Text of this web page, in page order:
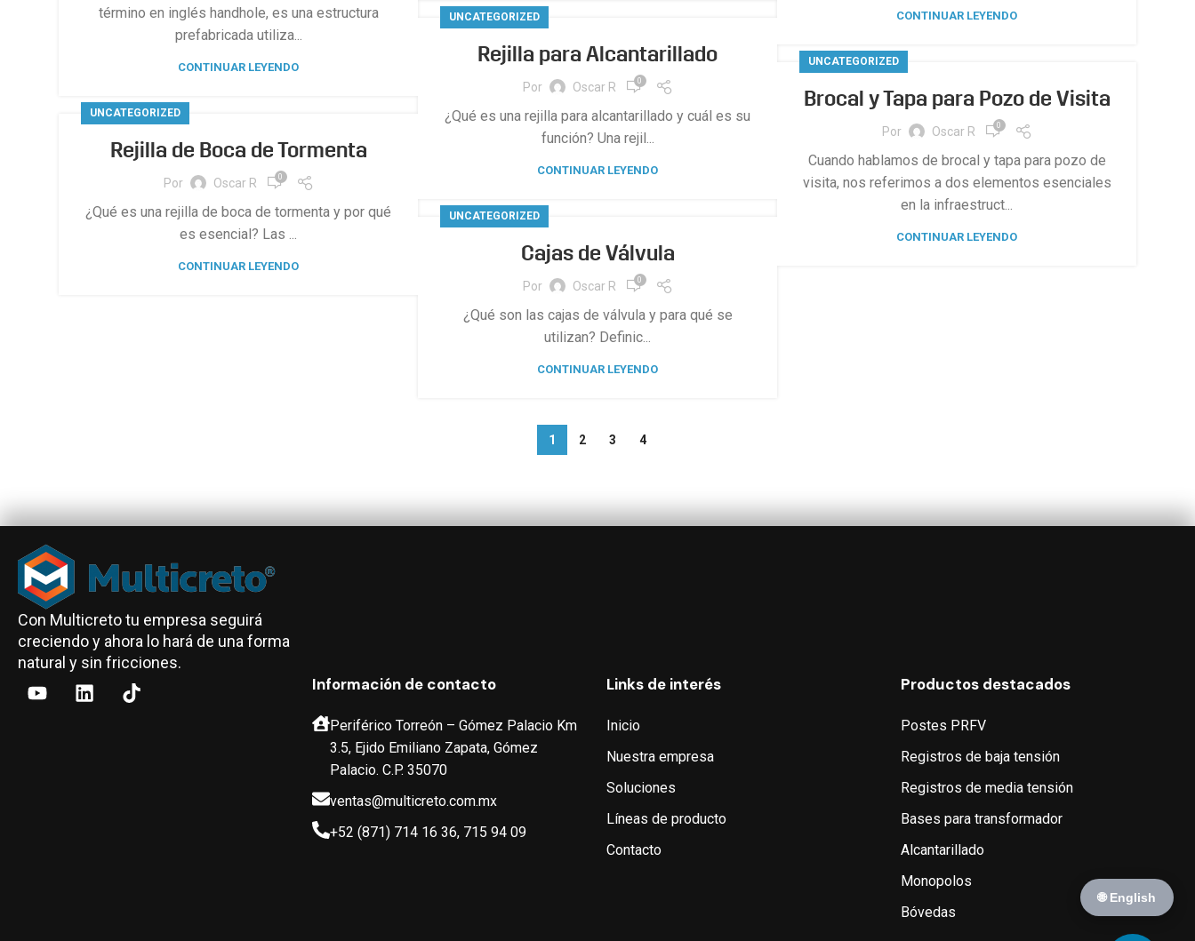
CONTINUAR LEYENDO
término en inglés handhole, es una estructura
prefabricada utiliza...
CONTINUAR LEYENDO
UNCATEGORIZED
Rejilla para Alcantarillado
Por Oscar R 0
¿Qué es una rejilla para alcantarillado y cuál es su
función? Una rejil...
CONTINUAR LEYENDO
UNCATEGORIZED
Brocal y Tapa para Pozo de Visita
Por Oscar R 0
Cuando hablamos de brocal y tapa para pozo de
visita, nos referimos a dos elementos esenciales
en la infraestruct...
CONTINUAR LEYENDO
UNCATEGORIZED
Rejilla de Boca de Tormenta
Por Oscar R 0
¿Qué es una rejilla de boca de tormenta y por qué
es esencial? Las ...
CONTINUAR LEYENDO
UNCATEGORIZED
Cajas de Válvula
Por Oscar R 0
¿Qué son las cajas de válvula y para qué se
utilizan? Definic...
CONTINUAR LEYENDO
1 2 3 4
Con Multicreto tu empresa seguirá
creciendo y ahora lo hará de una forma
natural y sin fricciones.
Información de contacto
Periférico Torreón – Gómez Palacio Km
3.5, Ejido Emiliano Zapata, Gómez
Palacio. C.P. 35070
ventas@multicreto.com.mx
+52 (871) 714 16 36, 715 94 09
Links de interés
Inicio
Nuestra empresa
Soluciones
Líneas de producto
Contacto
Productos destacados
Postes PRFV
Registros de baja tensión
Registros de media tensión
Bases para transformador
Alcantarillado
Monopolos
Bóvedas
🌐 English